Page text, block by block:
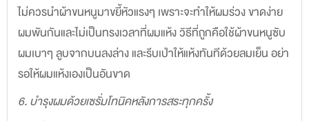
ไม่ควรนำผ้าขนหนูมาขยี้หัวแรงๆ เพราะจะทำให้ผมร่วง ขาดง่าย
ผมพันกันและไม่เป็นทรงเวลาที่ผมแห้ง วิธีที่ถูกคือใช้ผ้าขนหนูซับ
ผมเบาๆ ลูบจากบนลงล่าง และรีบเป่าให้แห้งทันทีด้วยลมเย็น อย่า
รอให้ผมแห้งเองเป็นอันขาด
6. บำรุงผมด้วยเซรั่มโทนิคหลังการสระทุกครั้ง